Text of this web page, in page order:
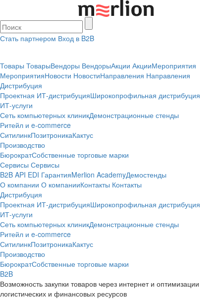
Стать партнером Вход в B2B
Товары ТоварыВендоры ВендорыАкции АкцииМероприятия
МероприятияНовости НовостиНаправления Направления
Дистрибуция
Проектная ИТ-дистрибуцияШирокопрофильная дистрибуция
ИТ-услуги
Сеть компьютерных клиникДемонстрационные стенды
Ритейл и e-commerce
СитилинкПозитроникаКактус
Производство
БюрократСобственные торговые марки
Сервисы Сервисы
B2B API EDI ГарантияMerlion AcademyДемостенды
О компании О компанииКонтакты Контакты
Дистрибуция
Проектная ИТ-дистрибуцияШирокопрофильная дистрибуция
ИТ-услуги
Сеть компьютерных клиникДемонстрационные стенды
Ритейл и e-commerce
СитилинкПозитроникаКактус
Производство
БюрократСобственные торговые марки
B2B
Возможность закупки товаров через интернет и оптимизации
логистических и финансовых ресурсов